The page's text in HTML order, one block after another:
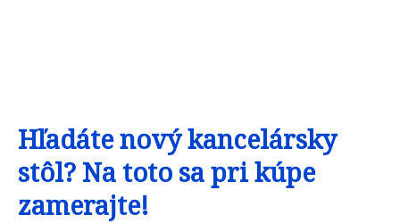
Hľadáte nový kancelársky
stôl? Na toto sa pri kúpe
zamerajte!